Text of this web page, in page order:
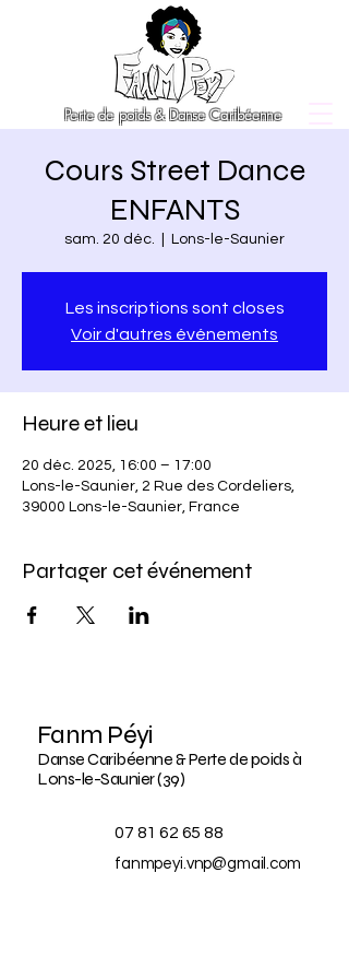
Perte de poids & Danse Caribéenne
Cours Street Dance
ENFANTS
sam. 20 déc. Lons-le-Saunier
Les inscriptions sont closes
Voir d'autres événements
Heure et lieu
20 déc. 2025, 16:00 – 17:00
Lons-le-Saunier, 2 Rue des Cordeliers,
39000 Lons-le-Saunier, France
Partager cet événement
Fanm Péyi
Danse Caribéenne & Perte de poids à
Lons-le-Saunier (39)
07 81 62 65 88
fanmpeyi.vnp@gmail.com